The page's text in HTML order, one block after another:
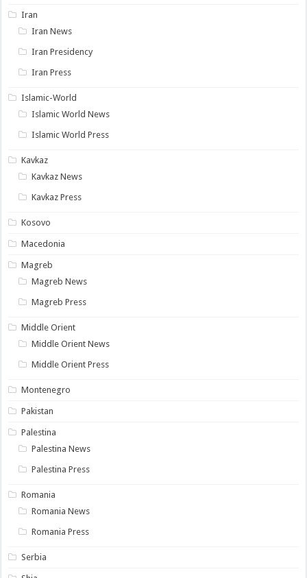
Iran
Iran News
Iran Presidency
Iran Press
Islamic-World
Islamic World News
Islamic World Press
Kavkaz
Kavkaz News
Kavkaz Press
Kosovo
Macedonia
Magreb
Magreb News
Magreb Press
Middle Orient
Middle Orient News
Middle Orient Press
Montenegro
Pakistan
Palestina
Palestina News
Palestina Press
Romania
Romania News
Romania Press
Serbia